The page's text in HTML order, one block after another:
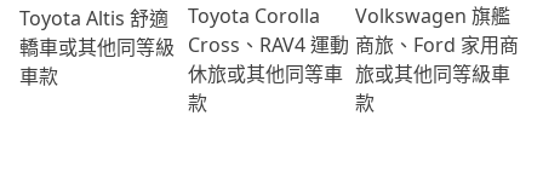
Toyota Altis 舒適
轎車或其他同等級
車款
Toyota Corolla
Cross、RAV4 運動
休旅或其他同等車
款
Volkswagen 旗艦
商旅、Ford 家用商
旅或其他同等級車
款